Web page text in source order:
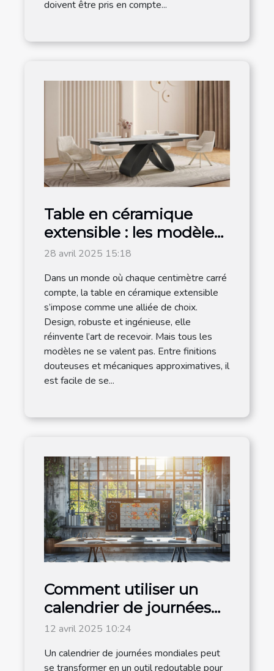
doivent être pris en compte...
Table en céramique
extensible : les modèles
les plus en vogue sont
chez Meublissime
28 avril 2025 15:18
Dans un monde où chaque centimètre carré
compte, la table en céramique extensible
s’impose comme une alliée de choix.
Design, robuste et ingénieuse, elle
réinvente l’art de recevoir. Mais tous les
modèles ne se valent pas. Entre finitions
douteuses et mécaniques approximatives, il
est facile de se...
Comment utiliser un
calendrier de journées
mondiales pour
dynamiser votre
contenu en 2025
12 avril 2025 10:24
Un calendrier de journées mondiales peut
se transformer en un outil redoutable pour